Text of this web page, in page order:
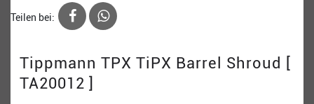
Teilen bei:
Tippmann TPX TiPX Barrel Shroud [
TA20012 ]